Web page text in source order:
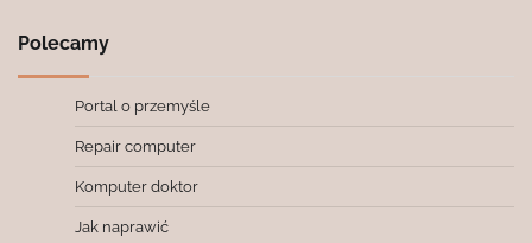
Polecamy
Portal o przemyśle
Repair computer
Komputer doktor
Jak naprawić